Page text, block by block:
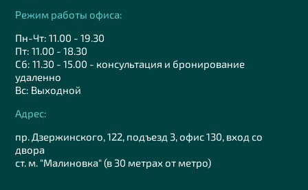
Режим работы офиса:
Пн-Чт: 11.00 - 19.30
Пт: 11.00 - 18.30
Сб: 11.30 - 15.00 - консультация и бронирование
удаленно
Вс: Выходной
Адрес:
пр. Дзержинского, 122, подъезд 3, офис 130, вход со
двора
ст. м. "Малиновка" (в 30 метрах от метро)